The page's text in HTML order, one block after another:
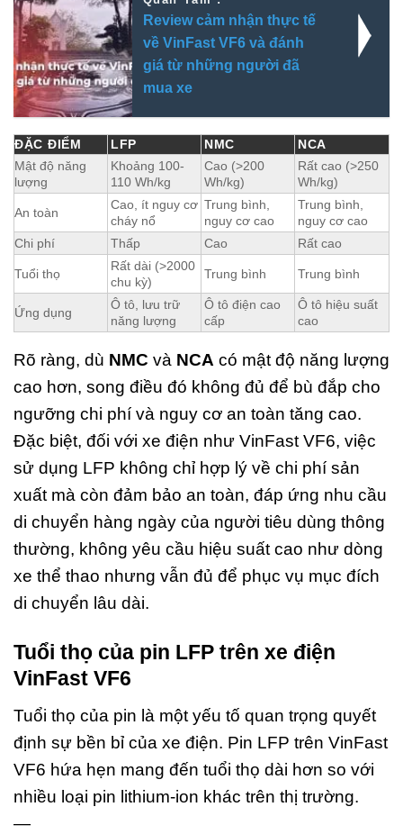
Review cảm nhận thực tế
về VinFast VF6 và đánh
giá từ những người đã
mua xe
ĐẶC ĐIỂM LFP NMC
NCA
Mật độ năng
lượng
Khoảng 100-
110 Wh/kg
Cao (>200
Wh/kg)
Rất cao (>250
Wh/kg)
An toàn
Cao, ít nguy cơ
cháy nổ
Trung bình,
nguy cơ cao
Trung bình,
nguy cơ cao
Chi phí
Thấp Cao Rất cao
Tuổi thọ
Rất dài (>2000
chu kỳ)
Trung bình Trung bình
Ứng dụng
Ô tô, lưu trữ
năng lượng
Ô tô điện cao
cấp
Ô tô hiệu suất
cao
Rõ ràng, dù NMC và NCA có mật độ năng lượng
cao hơn, song điều đó không đủ để bù đắp cho
ngưỡng chi phí và nguy cơ an toàn tăng cao.
Đặc biệt, đối với xe điện như VinFast VF6, việc
sử dụng LFP không chỉ hợp lý về chi phí sản
xuất mà còn đảm bảo an toàn, đáp ứng nhu cầu
di chuyển hàng ngày của người tiêu dùng thông
thường, không yêu cầu hiệu suất cao như dòng
xe thể thao nhưng vẫn đủ để phục vụ mục đích
di chuyển lâu dài.
Tuổi thọ của pin LFP trên xe điện
VinFast VF6
Tuổi thọ của pin là một yếu tố quan trọng quyết
định sự bền bỉ của xe điện. Pin LFP trên VinFast
VF6 hứa hẹn mang đến tuổi thọ dài hơn so với
nhiều loại pin lithium-ion khác trên thị trường.
—